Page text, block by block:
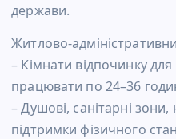
держави.
Житлово-
– Кімнати відпочинку для
працювати по 24–36
– Душові, санітарні
підтримки фізичного